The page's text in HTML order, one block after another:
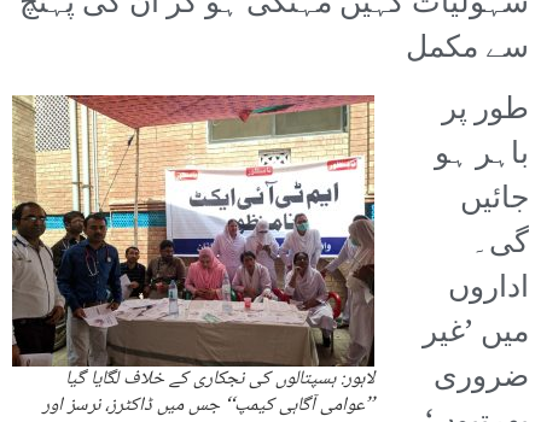
سے مکمل
لاہور: ہسپتالوں کی نجکاری کے خلاف لگایا گیا
’’عوامی آگاہی کیمپ‘‘ جس میں ڈاکٹرز، نرسز اور
طور پر
باہر ہو
جائیں
گی۔
اداروں
میں ’غیر
ضروری